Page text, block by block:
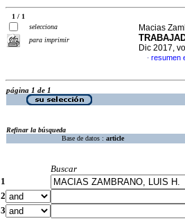
1 / 1
selecciona
para imprimir
Macias
Dic 2017,
· resumen
página 1 de 1
Refinar la búsqueda
Base de datos : article
Buscar
1
2
3